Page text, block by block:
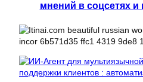
мнений в соцсетях и